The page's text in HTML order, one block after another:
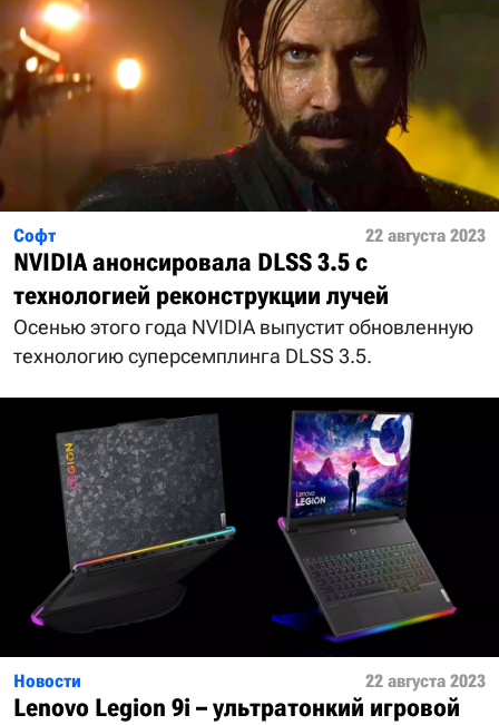
Софт 22 августа 2023
NVIDIA анонсировала DLSS 3.5 с
технологией реконструкции лучей
Осенью этого года NVIDIA выпустит обновленную
технологию суперсемплинга DLSS 3.5.
Новости 22 августа 2023
Lenovo Legion 9i – ультратонкий игровой